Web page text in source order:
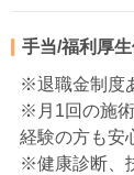
手当/福利厚
※退職金制度
※月1回の施
経験の方も安
※健康診断、